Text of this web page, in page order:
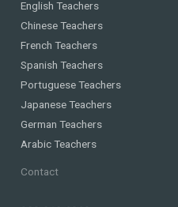
English Teachers
Chinese Teachers
French Teachers
Spanish Teachers
Portuguese Teachers
Japanese Teachers
German Teachers
Arabic Teachers
Contact